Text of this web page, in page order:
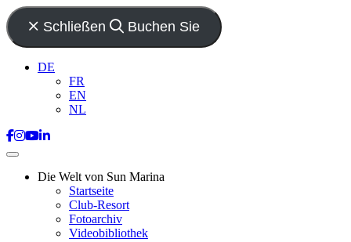
Schließen Buchen Sie
DE
FR
EN
NL
Die Welt von Sun Marina
Startseite
Club-Resort
Fotoarchiv
Videobibliothek